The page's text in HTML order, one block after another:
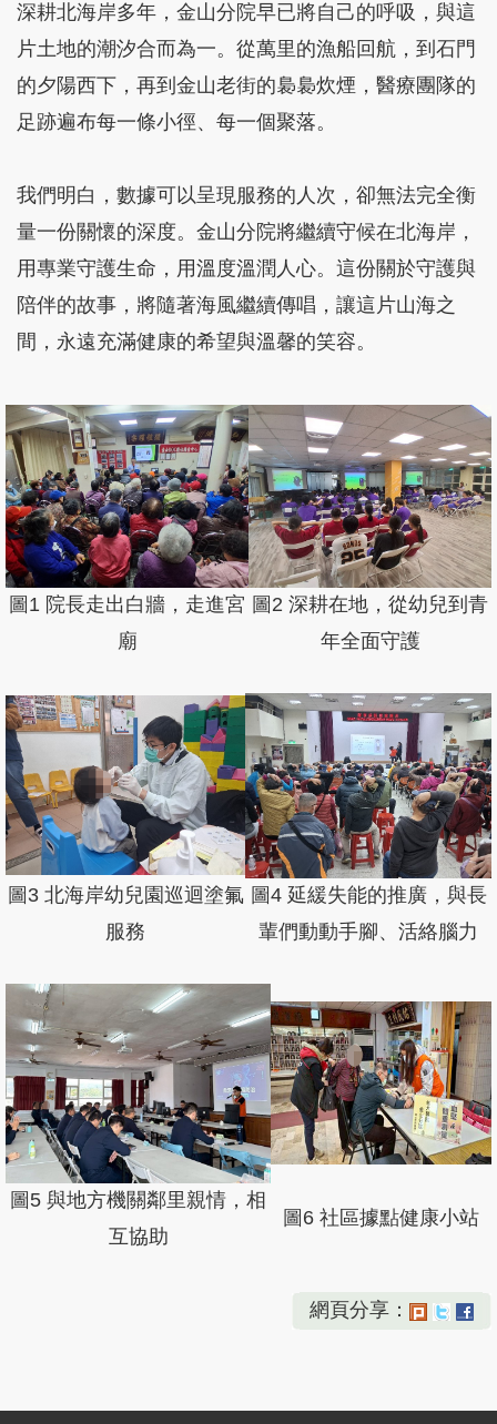
深耕北海岸多年，金山分院早已將自己的呼吸，與這
片土地的潮汐合而為一。從萬里的漁船回航，到石門
的夕陽西下，再到金山老街的裊裊炊煙，醫療團隊的
足跡遍布每一條小徑、每一個聚落。
我們明白，數據可以呈現服務的人次，卻無法完全衡
量一份關懷的深度。金山分院將繼續守候在北海岸，
用專業守護生命，用溫度溫潤人心。這份關於守護與
陪伴的故事，將隨著海風繼續傳唱，讓這片山海之
間，永遠充滿健康的希望與溫馨的笑容。
圖1 院長走出白牆，走進宮
廟
圖2 深耕在地，從幼兒到青
年全面守護
圖3 北海岸幼兒園巡迴塗氟
服務
圖4 延緩失能的推廣，與長
輩們動動手腳、活絡腦力
圖5 與地方機關鄰里親情，相
互協助
圖6 社區據點健康小站
網頁分享：